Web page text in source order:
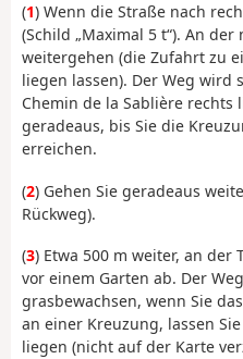
(1) Wenn die Straße nach
(Schild „Maximal 5 t“). An
weitergehen (die Zufahrt zu
liegen lassen). Der Weg wird
Chemin de la Sablière
geradeaus, bis Sie die
erreichen.
(2) Gehen Sie geradeaus
Rückweg).
(3) Etwa 500 m weiter, an der
vor einem Garten ab. Der
grasbewachsen, wenn Sie
an einer Kreuzung, lassen
liegen (nicht auf der Karte